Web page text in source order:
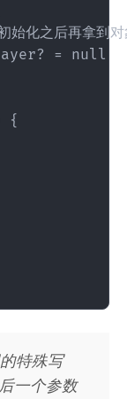
始化之后再拿到
= null
{
特殊写
一个参数